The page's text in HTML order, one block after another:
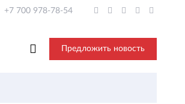
+7 700 978-78-54
Предложить новость